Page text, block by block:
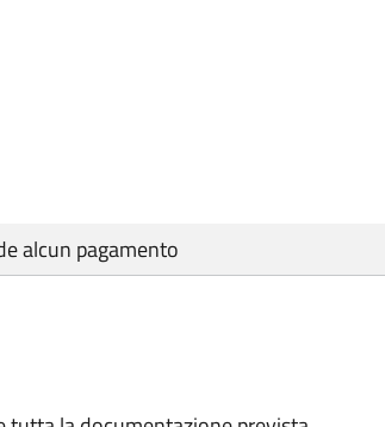
alcun pagamento